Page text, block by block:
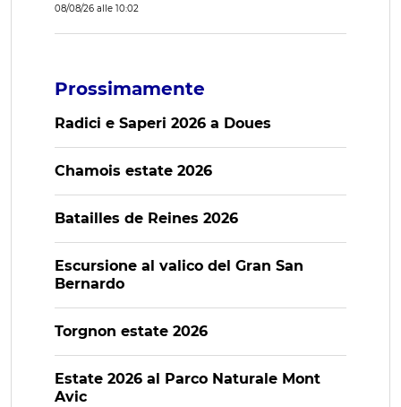
08/08/26 alle 10:02
Prossimamente
Radici e Saperi 2026 a Doues
Chamois estate 2026
Batailles de Reines 2026
Escursione al valico del Gran San
Bernardo
Torgnon estate 2026
Estate 2026 al Parco Naturale Mont
Avic